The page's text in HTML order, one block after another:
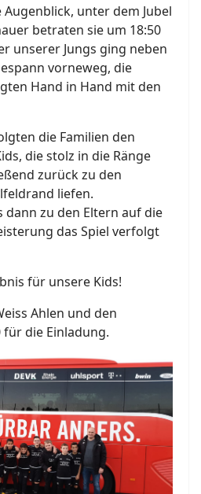
unter dem Jubel
betraten sie um 18:50
unserer Jungs ging neben
vorneweg, die
Hand in Hand mit den
die Familien den
die stolz in die Ränge
zurück zu den
liefen.
dann zu den Eltern auf die
das Spiel verfolgt
für unsere Kids!
Ahlen und den
die Einladung.